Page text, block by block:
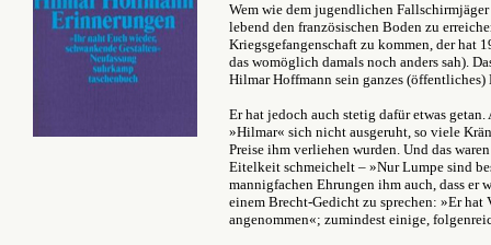
Wem wie dem jugendlichen
lebend den französischen Boden zu
Kriegsgefangenschaft zu kommen, der hat
das womöglich damals noch anders sah).
Hilmar Hoffmann sein ganzes (öffentliches)
Er hat jedoch auch stetig dafür etwas
»Hilmar« sich nicht ausgeruht, so viele
Preise ihm verliehen wurden. Und das
Eitelkeit schmeichelt – »Nur Lumpe sind
mannigfachen Ehrungen ihm auch, dass er
einem Brecht-Gedicht zu sprechen: »Er hat
angenommen«; zumindest einige,